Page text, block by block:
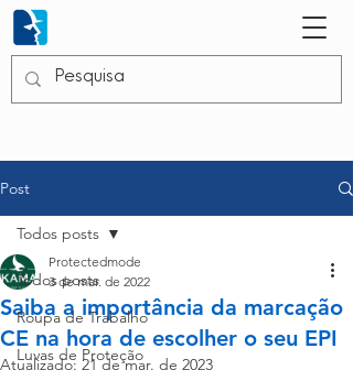
Post
Todos posts
Roupa de Trabalho
Luvas de Proteção
Todos posts
Saiba a importância da marcação
CE na hora de escolher o seu EPI
Protectedmode
3 de mar. de 2022
Atualizado: 21 de mar. de 2023